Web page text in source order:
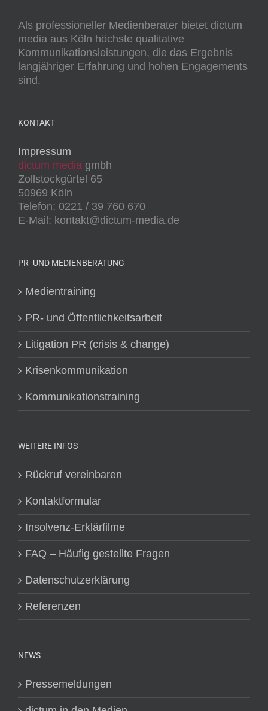
Als professioneller Medienberater bietet dictum
media aus Köln höchste qualitative
Kommunikationsleistungen, die das Ergebnis
langjähriger Erfahrung und hohen Engagements
sind.
KONTAKT
Impressum
dictum media gmbh
Zollstockgürtel 65
50969 Köln
Telefon: 0221 / 39 760 670
E-Mail: kontakt@dictum-media.de
PR- UND MEDIENBERATUNG
Medientraining
PR- und Öffentlichkeitsarbeit
Litigation PR (crisis & change)
Krisenkommunikation
Kommunikationstraining
WEITERE INFOS
Rückruf vereinbaren
Kontaktformular
Insolvenz-Erklärfilme
FAQ – Häufig gestellte Fragen
Datenschutzerklärung
Referenzen
NEWS
Pressemeldungen